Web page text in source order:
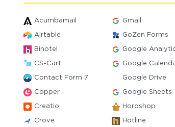
Acumbamail Gmail
Airtable GoZen Forms
Binotel Google
CS-Cart Google
Contact Form 7 Google Drive
Copper Google Sheets
Creatio Horoshop
Crove Hotline